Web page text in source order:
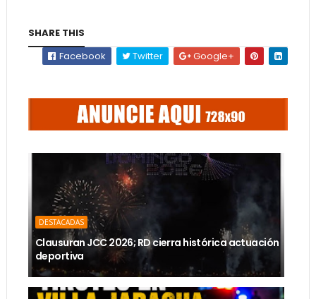
SHARE THIS
Facebook
Twitter Google+
DESTACADAS
Clausuran JCC 2026; RD cierra histórica actuación
deportiva